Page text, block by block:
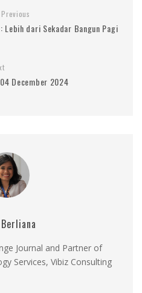
Previous
Lebih dari Sekadar Bangun Pagi
December 2024
Journal and Partner of
Services, Vibiz Consulting